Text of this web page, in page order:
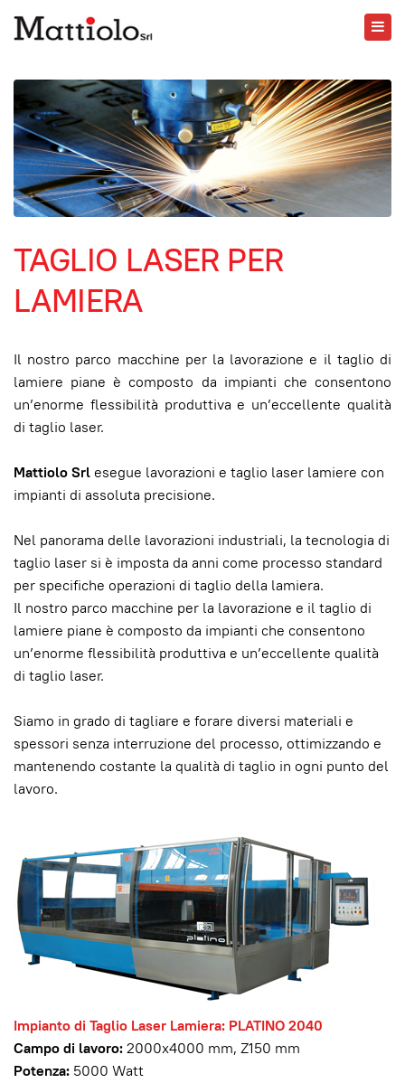
TAGLIO LASER PER
LAMIERA
Il nostro parco macchine per la lavorazione e il taglio di
lamiere piane è composto da impianti che consentono
un’enorme flessibilità produttiva e un’eccellente qualità
di taglio laser.
Mattiolo Srl esegue lavorazioni e taglio laser lamiere con
impianti di assoluta precisione.
Nel panorama delle lavorazioni industriali, la tecnologia di
taglio laser si è imposta da anni come processo standard
per specifiche operazioni di taglio della lamiera.
Il nostro parco macchine per la lavorazione e il taglio di
lamiere piane è composto da impianti che consentono
un’enorme flessibilità produttiva e un’eccellente qualità
di taglio laser.
Siamo in grado di tagliare e forare diversi materiali e
spessori senza interruzione del processo, ottimizzando e
mantenendo costante la qualità di taglio in ogni punto del
lavoro.
Impianto di Taglio Laser Lamiera: PLATINO 2040
Campo di lavoro:2000x4000 mm, Z150 mm
Potenza: 5000 Watt